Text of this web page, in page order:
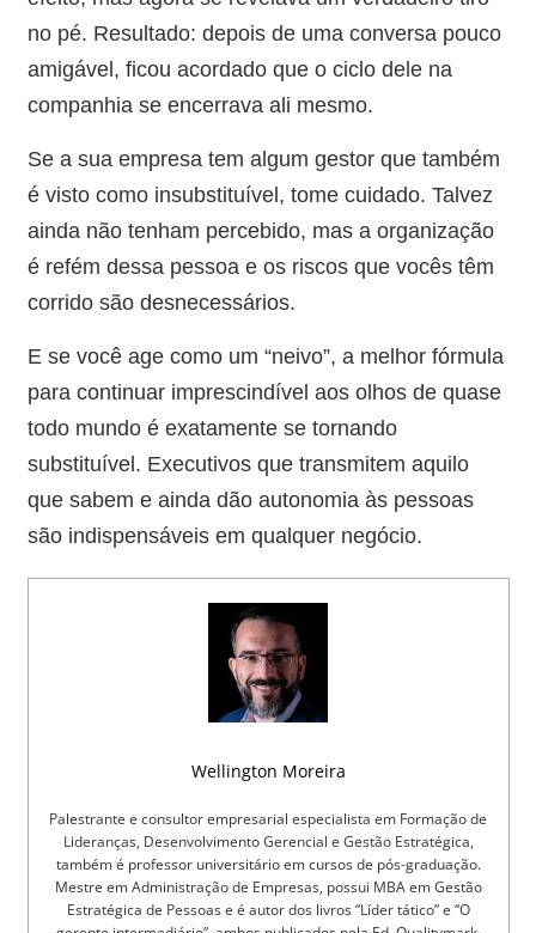
no pé. Resultado: depois de uma conversa pouco
amigável, ficou acordado que o ciclo dele na
companhia se encerrava ali mesmo.
Se a sua empresa tem algum gestor que também
é visto como insubstituível, tome cuidado. Talvez
ainda não tenham percebido, mas a organização
é refém dessa pessoa e os riscos que vocês têm
corrido são desnecessários.
E se você age como um “neivo”, a melhor fórmula
para continuar imprescindível aos olhos de quase
todo mundo é exatamente se tornando
substituível. Executivos que transmitem aquilo
que sabem e ainda dão autonomia às pessoas
são indispensáveis em qualquer negócio.
Wellington Moreira
Palestrante e consultor empresarial especialista em Formação de
Lideranças, Desenvolvimento Gerencial e Gestão Estratégica,
também é professor universitário em cursos de pós-graduação.
Mestre em Administração de Empresas, possui MBA em Gestão
Estratégica de Pessoas e é autor dos livros “Líder tático” e “O